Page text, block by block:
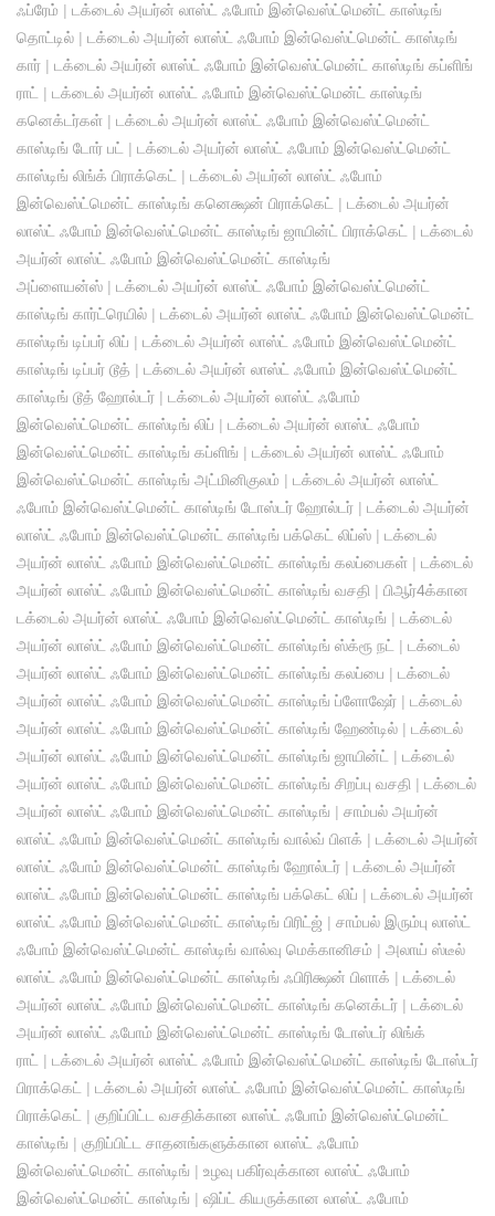
ஃப்ரேம் | டக்டைல் ​​அயர்ன் லாஸ்ட் ஃபோம் இன்வெஸ்ட்மென்ட் காஸ்டிங்
தொட்டில் | டக்டைல் ​​அயர்ன் லாஸ்ட் ஃபோம் இன்வெஸ்ட்மென்ட் காஸ்டிங்
கார் | டக்டைல் ​​அயர்ன் லாஸ்ட் ஃபோம் இன்வெஸ்ட்மென்ட் காஸ்டிங் கப்ளிங்
ராட் | டக்டைல் ​​அயர்ன் லாஸ்ட் ஃபோம் இன்வெஸ்ட்மென்ட் காஸ்டிங்
கனெக்டர்கள் | டக்டைல் ​​அயர்ன் லாஸ்ட் ஃபோம் இன்வெஸ்ட்மென்ட்
காஸ்டிங் டோர் பட் | டக்டைல் ​​அயர்ன் லாஸ்ட் ஃபோம் இன்வெஸ்ட்மென்ட்
காஸ்டிங் லிங்க் பிராக்கெட் | டக்டைல் ​​அயர்ன் லாஸ்ட் ஃபோம்
இன்வெஸ்ட்மென்ட் காஸ்டிங் கனெக்ஷன் பிராக்கெட் | டக்டைல் ​​அயர்ன்
லாஸ்ட் ஃபோம் இன்வெஸ்ட்மென்ட் காஸ்டிங் ஜாயின்ட் பிராக்கெட் | டக்டைல் ​​
அயர்ன் லாஸ்ட் ஃபோம் இன்வெஸ்ட்மென்ட் காஸ்டிங்
அப்ளையன்ஸ் | டக்டைல் ​​அயர்ன் லாஸ்ட் ஃபோம் இன்வெஸ்ட்மென்ட்
காஸ்டிங் கார்ட்ரெயில் | டக்டைல் ​​அயர்ன் லாஸ்ட் ஃபோம் இன்வெஸ்ட்மென்ட்
காஸ்டிங் டிப்பர் லிப் | டக்டைல் ​​அயர்ன் லாஸ்ட் ஃபோம் இன்வெஸ்ட்மென்ட்
காஸ்டிங் டிப்பர் டூத் | டக்டைல் ​​அயர்ன் லாஸ்ட் ஃபோம் இன்வெஸ்ட்மென்ட்
காஸ்டிங் டூத் ஹோல்டர் | டக்டைல் ​​அயர்ன் லாஸ்ட் ஃபோம்
இன்வெஸ்ட்மென்ட் காஸ்டிங் லிப் | டக்டைல் ​​அயர்ன் லாஸ்ட் ஃபோம்
இன்வெஸ்ட்மென்ட் காஸ்டிங் கப்ளிங் | டக்டைல் ​​அயர்ன் லாஸ்ட் ஃபோம்
இன்வெஸ்ட்மென்ட் காஸ்டிங் அட்மினிகுலம் | டக்டைல் ​​அயர்ன் லாஸ்ட்
ஃபோம் இன்வெஸ்ட்மென்ட் காஸ்டிங் டோஸ்டர் ஹோல்டர் | டக்டைல் ​​அயர்ன்
லாஸ்ட் ஃபோம் இன்வெஸ்ட்மென்ட் காஸ்டிங் பக்கெட் லிப்ஸ் | டக்டைல் ​​
அயர்ன் லாஸ்ட் ஃபோம் இன்வெஸ்ட்மென்ட் காஸ்டிங் கலப்பைகள் | டக்டைல் ​​
அயர்ன் லாஸ்ட் ஃபோம் இன்வெஸ்ட்மென்ட் காஸ்டிங் வசதி | பிஆர்4க்கான
டக்டைல் ​​அயர்ன் லாஸ்ட் ஃபோம் இன்வெஸ்ட்மென்ட் காஸ்டிங் | டக்டைல் ​​
அயர்ன் லாஸ்ட் ஃபோம் இன்வெஸ்ட்மென்ட் காஸ்டிங் ஸ்க்ரூ நட் | டக்டைல் ​​
அயர்ன் லாஸ்ட் ஃபோம் இன்வெஸ்ட்மென்ட் காஸ்டிங் கலப்பை | டக்டைல் ​​
அயர்ன் லாஸ்ட் ஃபோம் இன்வெஸ்ட்மென்ட் காஸ்டிங் ப்ளோஷேர் | டக்டைல் ​​
அயர்ன் லாஸ்ட் ஃபோம் இன்வெஸ்ட்மென்ட் காஸ்டிங் ஹேண்டில் | டக்டைல் ​​
அயர்ன் லாஸ்ட் ஃபோம் இன்வெஸ்ட்மென்ட் காஸ்டிங் ஜாயின்ட் | டக்டைல் ​​
அயர்ன் லாஸ்ட் ஃபோம் இன்வெஸ்ட்மென்ட் காஸ்டிங் சிறப்பு வசதி | டக்டைல்
​​அயர்ன் லாஸ்ட் ஃபோம் இன்வெஸ்ட்மென்ட் காஸ்டிங் | சாம்பல் அயர்ன்
லாஸ்ட் ஃபோம் இன்வெஸ்ட்மென்ட் காஸ்டிங் வால்வ் பிளக் | டக்டைல் ​​அயர்ன்
லாஸ்ட் ஃபோம் இன்வெஸ்ட்மென்ட் காஸ்டிங் ஹோல்டர் | டக்டைல் ​​அயர்ன்
லாஸ்ட் ஃபோம் இன்வெஸ்ட்மென்ட் காஸ்டிங் பக்கெட் லிப் | டக்டைல் ​​அயர்ன்
லாஸ்ட் ஃபோம் இன்வெஸ்ட்மென்ட் காஸ்டிங் பிரிட்ஜ் | சாம்பல் இரும்பு லாஸ்ட்
ஃபோம் இன்வெஸ்ட்மென்ட் காஸ்டிங் வால்வு மெக்கானிசம் | அலாய் ஸ்டீல்
லாஸ்ட் ஃபோம் இன்வெஸ்ட்மென்ட் காஸ்டிங் ஃபிரிக்ஷன் பிளாக் | டக்டைல் ​​
அயர்ன் லாஸ்ட் ஃபோம் இன்வெஸ்ட்மென்ட் காஸ்டிங் கனெக்டர் | டக்டைல் ​​
அயர்ன் லாஸ்ட் ஃபோம் இன்வெஸ்ட்மென்ட் காஸ்டிங் டோஸ்டர் லிங்க்
ராட் | டக்டைல் ​​அயர்ன் லாஸ்ட் ஃபோம் இன்வெஸ்ட்மென்ட் காஸ்டிங் டோஸ்டர்
பிராக்கெட் | டக்டைல் ​​அயர்ன் லாஸ்ட் ஃபோம் இன்வெஸ்ட்மென்ட் காஸ்டிங்
பிராக்கெட் | குறிப்பிட்ட வசதிக்கான லாஸ்ட் ஃபோம் இன்வெஸ்ட்மென்ட்
காஸ்டிங் | குறிப்பிட்ட சாதனங்களுக்கான லாஸ்ட் ஃபோம்
இன்வெஸ்ட்மென்ட் காஸ்டிங் | உழவு பகிர்வுக்கான லாஸ்ட் ஃபோம்
இன்வெஸ்ட்மென்ட் காஸ்டிங் | ஷிப்ட் கியருக்கான லாஸ்ட் ஃபோம்